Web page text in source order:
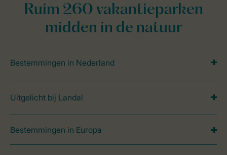
Ruim 260 vakantieparken
midden in de natuur
Bestemmingen in Nederland
Uitgelicht bij Landal
Bestemmingen in Europa